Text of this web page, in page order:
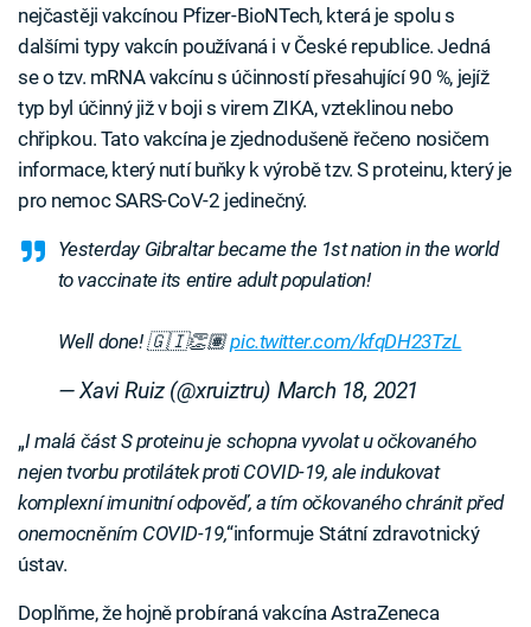
nejčastěji vakcínou Pfizer-BioNTech, která je spolu s
dalšími typy vakcín používaná i v České republice. Jedná
se o tzv. mRNA vakcínu s účinností přesahující 90 %, jejíž
typ byl účinný již v boji s virem ZIKA, vzteklinou nebo
chřipkou. Tato vakcína je zjednodušeně řečeno nosičem
informace, který nutí buňky k výrobě tzv. S proteinu, který je
pro nemoc SARS-CoV-2 jedinečný.
Yesterday Gibraltar became the 1st nation in the world
to vaccinate its entire adult population!
Well done! 🇬🇮👏🏽pic.twitter.com/kfqDH23TzL
— Xavi Ruiz (@xruiztru) March 18, 2021
„I malá část S proteinu je schopna vyvolat u očkovaného
nejen tvorbu protilátek proti COVID-19, ale indukovat
komplexní imunitní odpověď, a tím očkovaného chránit před
onemocněním COVID-19,“informuje Státní zdravotnický
ústav.
Doplňme, že hojně probíraná vakcína AstraZeneca